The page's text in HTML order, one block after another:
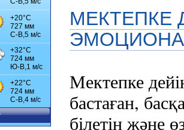
МЕКТЕПКЕ
Мектепке
бастаған,
білетін және